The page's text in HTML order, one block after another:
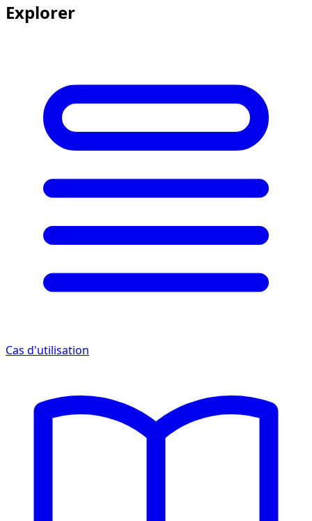
Explorer
Cas d'utilisation